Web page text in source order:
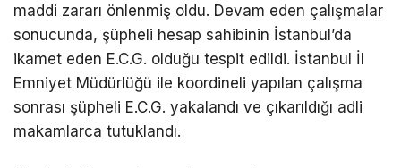
maddi zararı önlenmiş oldu. Devam eden çalışmalar
sonucunda, şüpheli hesap sahibinin İstanbul’da
ikamet eden E.C.G. olduğu tespit edildi. İstanbul İl
Emniyet Müdürlüğü ile koordineli yapılan çalışma
sonrası şüpheli E.C.G. yakalandı ve çıkarıldığı adli
makamlarca tutuklandı.